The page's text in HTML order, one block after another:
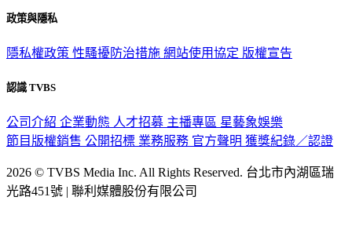
政策與隱私
隱私權政策 性騷擾防治措施 網站使用協定 版權宣告
認識 TVBS
公司介紹 企業動態 人才招募 主播專區 星藝象娛樂
節目版權銷售 公開招標 業務服務 官方聲明 獲獎紀錄／認證
2026 © TVBS Media Inc. All Rights Reserved. 台北市內湖區瑞
光路451號 | 聯利媒體股份有限公司